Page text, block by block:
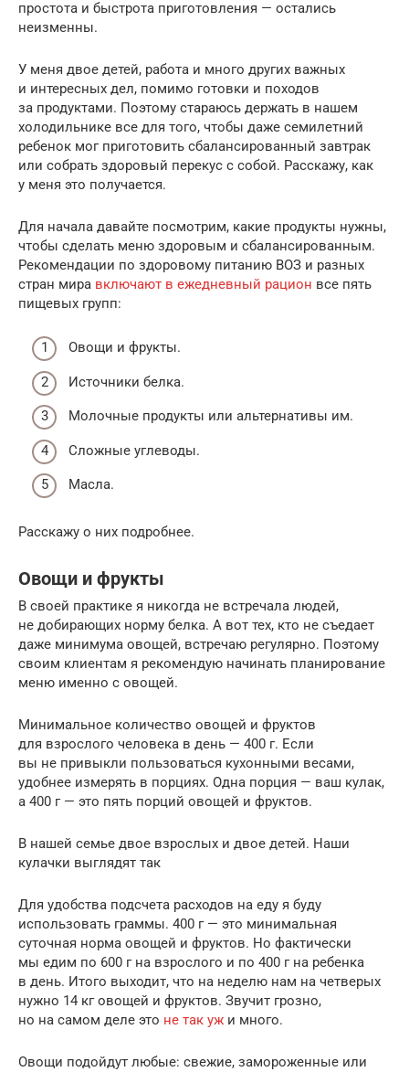
простота и быстрота приготовления — остались
неизменны.
У меня двое детей, работа и много других важных
и интересных дел, помимо готовки и походов
за продуктами. Поэтому стараюсь держать в нашем
холодильнике все для того, чтобы даже семилетний
ребенок мог приготовить сбалансированный завтрак
или собрать здоровый перекус с собой. Расскажу, как
у меня это получается.
Для начала давайте посмотрим, какие продукты нужны,
чтобы сделать меню здоровым и сбалансированным.
Рекомендации по здоровому питанию ВОЗ и разных
стран мира включают в ежедневный рацион все пять
пищевых групп:
Овощи и фрукты.
Источники белка.
Молочные продукты или альтернативы им.
Сложные углеводы.
Масла.
Расскажу о них подробнее.
Овощи и фрукты
В своей практике я никогда не встречала людей,
не добирающих норму белка. А вот тех, кто не съедает
даже минимума овощей, встречаю регулярно. Поэтому
своим клиентам я рекомендую начинать планирование
меню именно с овощей.
Минимальное количество овощей и фруктов
для взрослого человека в день — 400 г. Если
вы не привыкли пользоваться кухонными весами,
удобнее измерять в порциях. Одна порция — ваш кулак,
а 400 г — это пять порций овощей и фруктов.
В нашей семье двое взрослых и двое детей. Наши
кулачки выглядят так
Для удобства подсчета расходов на еду я буду
использовать граммы. 400 г — это минимальная
суточная норма овощей и фруктов. Но фактически
мы едим по 600 г на взрослого и по 400 г на ребенка
в день. Итого выходит, что на неделю нам на четверых
нужно 14 кг овощей и фруктов. Звучит грозно,
но на самом деле это не так уж и много.
Овощи подойдут любые: свежие, замороженные или